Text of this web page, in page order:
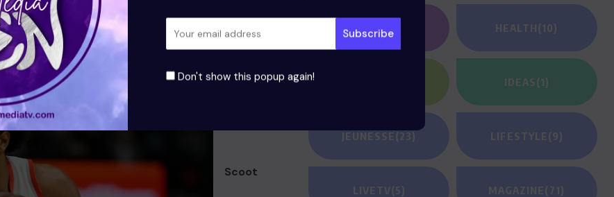
Don't show this popup again!
clé pour les Thunder, qui visent à devenir des
Scoot
GAMING HEALTH(10)
IDEAS(1)
JEUNESSE(23) LIFESTYLE(9)
LIVETV(5) MAGAZINE(71)